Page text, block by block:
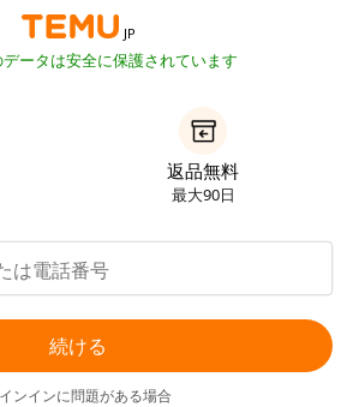
JP
ータは安全に保護されています
返品無料
最大90日
続ける
ンインに問題がある場合